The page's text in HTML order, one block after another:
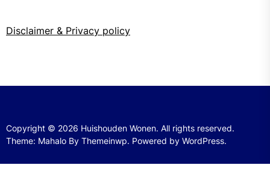
Disclaimer & Privacy policy
Copyright © 2026 Huishouden Wonen. All rights reserved.
Theme: Mahalo By Themeinwp. Powered by WordPress.